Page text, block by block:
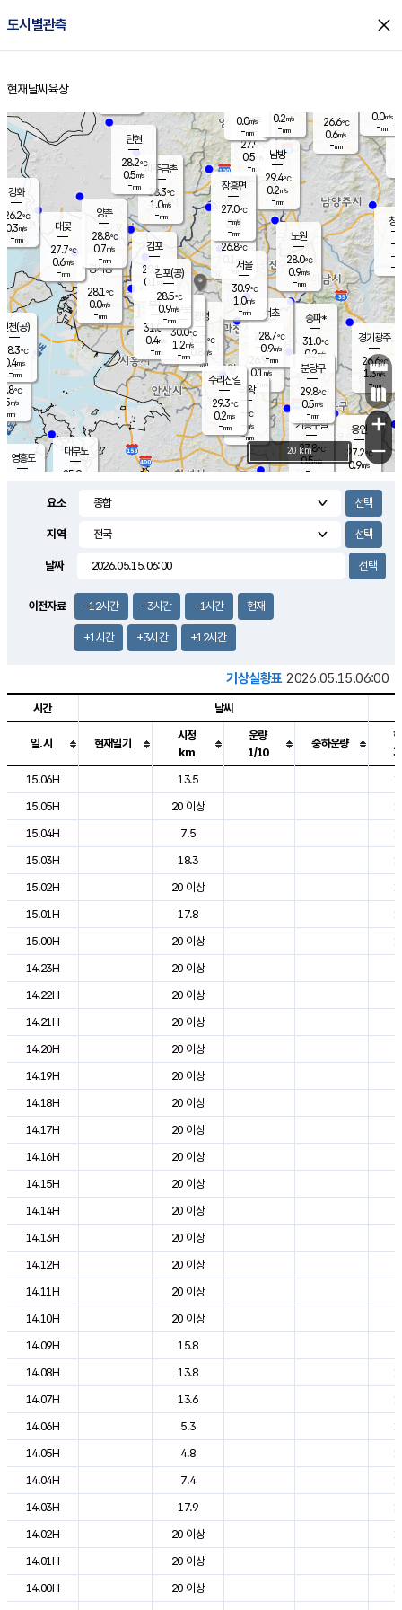
도시별관측 close
홈
현재날씨 육상
의도
℃
m/s
mm
영흥도
양주
27.9℃
0.5
-mm
과천
26.9℃
0.1m/s
- mm
용인
27.2℃
0.9m/s
경기광주
26.6℃
1.3m/s
-mm
0.5m/s
대부도
25.9
경서동
28.1℃
0.0m/s
-mm
파주금촌
28.3℃
1.0m/s
-mm
26.6℃
0.6m/s
-mm
대곶
27.7℃
0.6m/s
-mm
창
-
-m/
-
탄현
28.2℃
0.5m/s
-mm
0.0m/s
-mm
의왕
- ℃
-m/s
-mm
김포
29.1℃
0.1 m/s
mm
광명
31.3 ℃
0.8 m/s
-mm
부천
31.0℃
0.4m/s
-mm
양촌
28.8℃
0.7m/s
-mm
구로
30.0℃
1.2m/s
-mm
은평
26.8℃
0.1 m/s
- mm
노원
28.0℃
0.9m/s
-mm
송파*
31.0℃
0.2m/s
-mm
서초
28.7℃
0.9m/s
-mm
남방
29.4℃
0.2m/s
-mm
기흥구갈
27.8℃
0.5m/s
-
수리산길
29.3℃
0.2m/s
-mm
분당구
29.8℃
0.5m/s
-mm
장흥면
27.0℃
-m/s
-mm
0.0m/s
-mm
강화
26.2℃
0.3m/s
-mm
인천(공)
28.3℃
0.4m/s
-mm
김포(공)
28.5℃
0.9m/s
-mm
서울
30.9℃
1.0m/s
-mm
0.2m/s
-mm
+
−
20 km
요소
지역
날짜
이전자료 -12시간 -3시간 -1시간 현재
+1시간 +3시간 +12시간
기상실황표 2026.05.15.06:00
도시별 기상실황표로 지점, 날씨, 기온, 강수, 바람, 기압등을 안내한 표입
시간 날씨
일.시 현재일기
시정
km
운량
1/10
중하운량
15.06H
13.5
15.05H
20 이상
15.04H
7.5
15.03H
18.3
15.02H
20 이상
15.01H
17.8
15.00H
20 이상
14.23H
20 이상
14.22H
20 이상
14.21H
20 이상
14.20H
20 이상
14.19H
20 이상
14.18H
20 이상
14.17H
20 이상
14.16H
20 이상
14.15H
20 이상
14.14H
20 이상
14.13H
20 이상
14.12H
20 이상
14.11H
20 이상
14.10H
20 이상
14.09H
15.8
14.08H
13.8
14.07H
13.6
14.06H
5.3
14.05H
4.8
14.04H
7.4
14.03H
17.9
14.02H
20 이상
14.01H
20 이상
14.00H
20 이상